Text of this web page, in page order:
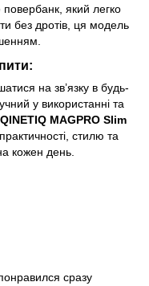
який легко
без дротів, ця модель
на зв’язку в будь-
у використанні та
QINETIQ MAGPRO Slim
стилю та
кожен день.
сразу